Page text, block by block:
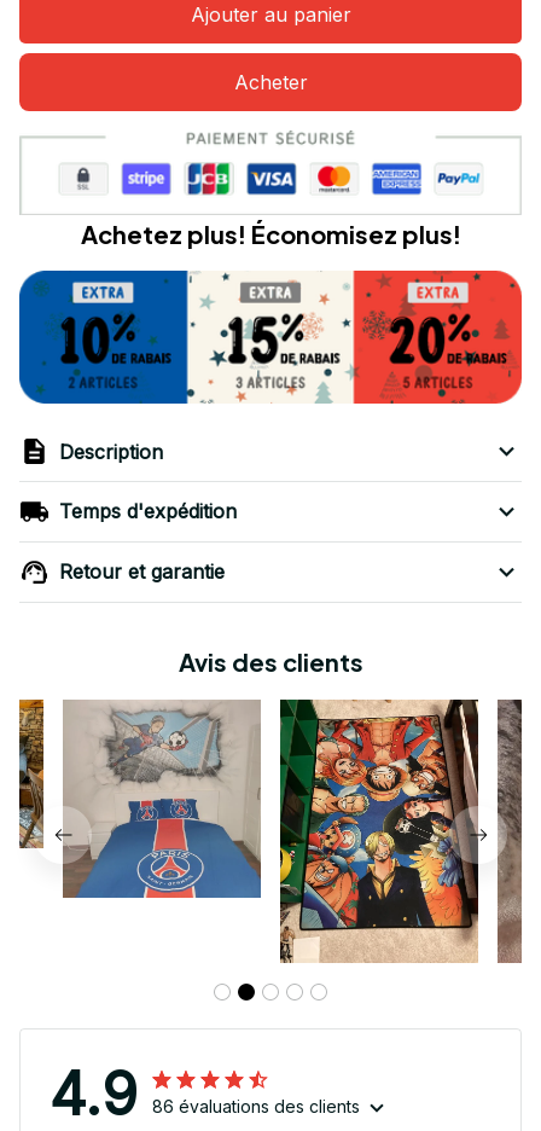
Ajouter au panier
Acheter
Achetez plus! Économisez plus!
Description
Temps d'expédition
Retour et garantie
Avis des clients
4.9 86 évaluations des clients